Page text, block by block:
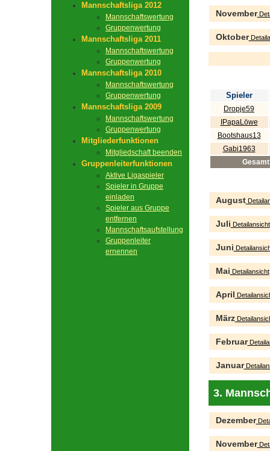
Mannschaftsliga 2012
Mannschaftswertung
Gruppenwertung
Mannschaftsliga 2011
Mannschaftswertung
Gruppenwertung
Mannschaftsliga 2010
Mannschaftswertung
Gruppenwertung
Mannschaftsliga 2009
Mannschaftswertung
Gruppenwertung
Mitgliederfunktionen
Mitgliedschaft beenden
Gruppenleiterfunktionen
Aktive Ligaspieler
Spieler in Gruppe
einladen
Spieler aus Gruppe
entfernen
Mannschaftsaufstellung
Gruppenleiter
ernennen
November
Oktober
Spieler
Dropje59
IPapaLöwe
Bootshaus13
Gabi1963
Gesamt
August
Juli Detailansicht
Juni
Mai Detailansicht
April
März
Februar
Januar
3.
Dezember
November